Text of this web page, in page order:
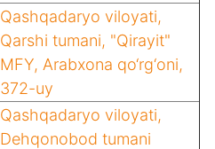
Qashqadaryo viloyati,
Qarshi tumani, "Qirayit"
MFY, Arabxona qo‘rg‘oni,
372-uy
Qashqadaryo viloyati,
Dehqonobod tumani